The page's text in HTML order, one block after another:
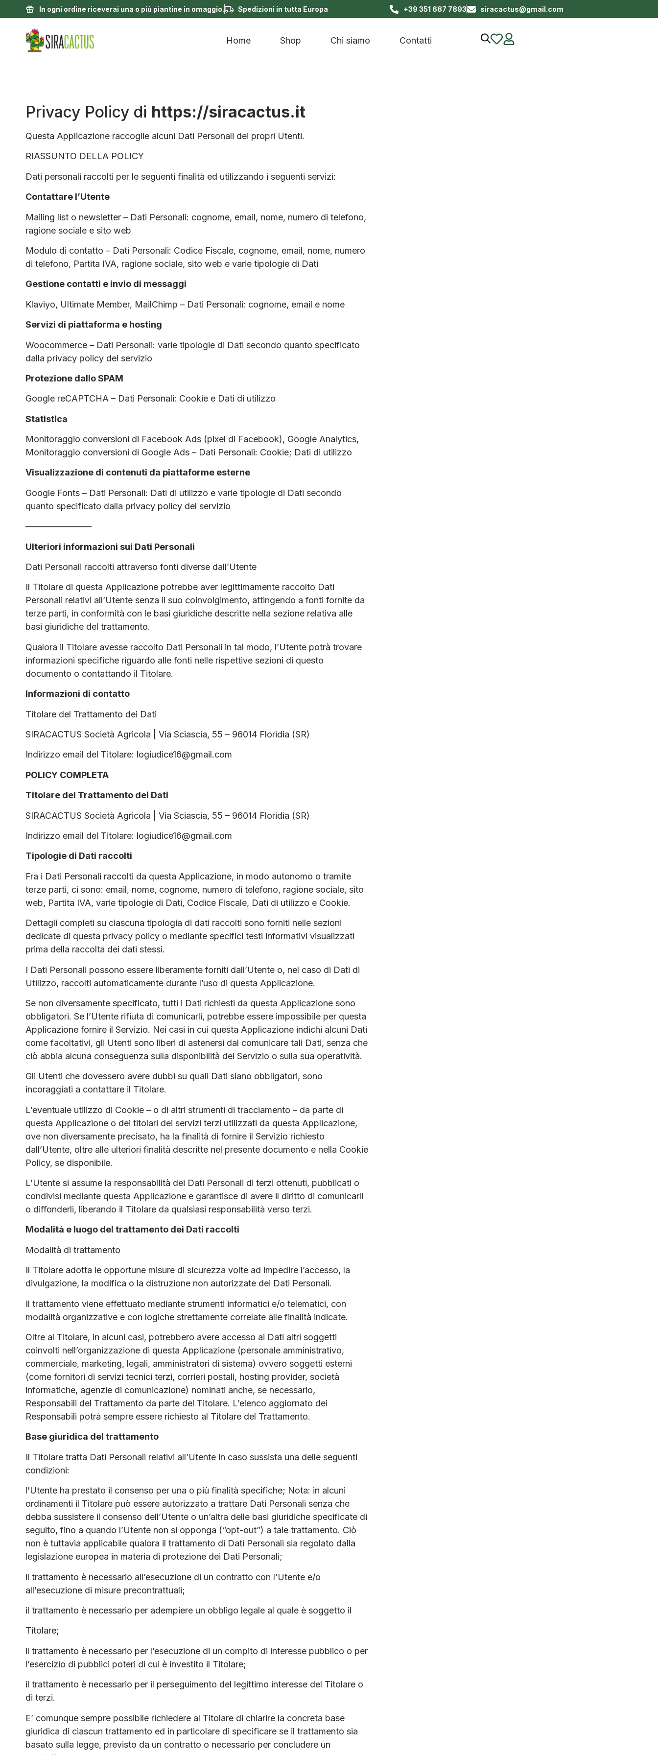
In ogni ordine riceverai una o più piantine in omaggio. Spedizioni in tutta Europa +39 351 687 7893 siracactus@gmail.com
Home Shop Chi siamo Contatti
Privacy Policy di https://siracactus.it
Questa Applicazione raccoglie alcuni Dati Personali dei propri Utenti.
RIASSUNTO DELLA POLICY
Dati personali raccolti per le seguenti finalità ed utilizzando i seguenti servizi:
Contattare l’Utente
Mailing list o newsletter – Dati Personali: cognome, email, nome, numero di telefono,
ragione sociale e sito web
Modulo di contatto – Dati Personali: Codice Fiscale, cognome, email, nome, numero
di telefono, Partita IVA, ragione sociale, sito web e varie tipologie di Dati
Gestione contatti e invio di messaggi
Klaviyo, Ultimate Member, MailChimp – Dati Personali: cognome, email e nome
Servizi di piattaforma e hosting
Woocommerce – Dati Personali: varie tipologie di Dati secondo quanto specificato
dalla privacy policy del servizio
Protezione dallo SPAM
Google reCAPTCHA – Dati Personali: Cookie e Dati di utilizzo
Statistica
Monitoraggio conversioni di Facebook Ads (pixel di Facebook), Google Analytics,
Monitoraggio conversioni di Google Ads – Dati Personali: Cookie; Dati di utilizzo
Visualizzazione di contenuti da piattaforme esterne
Google Fonts – Dati Personali: Dati di utilizzo e varie tipologie di Dati secondo
quanto specificato dalla privacy policy del servizio
———————–
Ulteriori informazioni sui Dati Personali
Dati Personali raccolti attraverso fonti diverse dall’Utente
Il Titolare di questa Applicazione potrebbe aver legittimamente raccolto Dati
Personali relativi all’Utente senza il suo coinvolgimento, attingendo a fonti fornite da
terze parti, in conformità con le basi giuridiche descritte nella sezione relativa alle
basi giuridiche del trattamento.
Qualora il Titolare avesse raccolto Dati Personali in tal modo, l’Utente potrà trovare
informazioni specifiche riguardo alle fonti nelle rispettive sezioni di questo
documento o contattando il Titolare.
Informazioni di contatto
Titolare del Trattamento dei Dati
SIRACACTUS Società Agricola | Via Sciascia, 55 – 96014 Floridia (SR)
Indirizzo email del Titolare: logiudice16@gmail.com
POLICY COMPLETA
Titolare del Trattamento dei Dati
SIRACACTUS Società Agricola | Via Sciascia, 55 – 96014 Floridia (SR)
Indirizzo email del Titolare: logiudice16@gmail.com
Tipologie di Dati raccolti
Fra i Dati Personali raccolti da questa Applicazione, in modo autonomo o tramite
terze parti, ci sono: email, nome, cognome, numero di telefono, ragione sociale, sito
web, Partita IVA, varie tipologie di Dati, Codice Fiscale, Dati di utilizzo e Cookie.
Dettagli completi su ciascuna tipologia di dati raccolti sono forniti nelle sezioni
dedicate di questa privacy policy o mediante specifici testi informativi visualizzati
prima della raccolta dei dati stessi.
I Dati Personali possono essere liberamente forniti dall’Utente o, nel caso di Dati di
Utilizzo, raccolti automaticamente durante l’uso di questa Applicazione.
Se non diversamente specificato, tutti i Dati richiesti da questa Applicazione sono
obbligatori. Se l’Utente rifiuta di comunicarli, potrebbe essere impossibile per questa
Applicazione fornire il Servizio. Nei casi in cui questa Applicazione indichi alcuni Dati
come facoltativi, gli Utenti sono liberi di astenersi dal comunicare tali Dati, senza che
ciò abbia alcuna conseguenza sulla disponibilità del Servizio o sulla sua operatività.
Gli Utenti che dovessero avere dubbi su quali Dati siano obbligatori, sono
incoraggiati a contattare il Titolare.
L’eventuale utilizzo di Cookie – o di altri strumenti di tracciamento – da parte di
questa Applicazione o dei titolari dei servizi terzi utilizzati da questa Applicazione,
ove non diversamente precisato, ha la finalità di fornire il Servizio richiesto
dall’Utente, oltre alle ulteriori finalità descritte nel presente documento e nella Cookie
Policy, se disponibile.
L’Utente si assume la responsabilità dei Dati Personali di terzi ottenuti, pubblicati o
condivisi mediante questa Applicazione e garantisce di avere il diritto di comunicarli
o diffonderli, liberando il Titolare da qualsiasi responsabilità verso terzi.
Modalità e luogo del trattamento dei Dati raccolti
Modalità di trattamento
Il Titolare adotta le opportune misure di sicurezza volte ad impedire l’accesso, la
divulgazione, la modifica o la distruzione non autorizzate dei Dati Personali.
Il trattamento viene effettuato mediante strumenti informatici e/o telematici, con
modalità organizzative e con logiche strettamente correlate alle finalità indicate.
Oltre al Titolare, in alcuni casi, potrebbero avere accesso ai Dati altri soggetti
coinvolti nell’organizzazione di questa Applicazione (personale amministrativo,
commerciale, marketing, legali, amministratori di sistema) ovvero soggetti esterni
(come fornitori di servizi tecnici terzi, corrieri postali, hosting provider, società
informatiche, agenzie di comunicazione) nominati anche, se necessario,
Responsabili del Trattamento da parte del Titolare. L’elenco aggiornato dei
Responsabili potrà sempre essere richiesto al Titolare del Trattamento.
Base giuridica del trattamento
Il Titolare tratta Dati Personali relativi all’Utente in caso sussista una delle seguenti
condizioni:
l’Utente ha prestato il consenso per una o più finalità specifiche; Nota: in alcuni
ordinamenti il Titolare può essere autorizzato a trattare Dati Personali senza che
debba sussistere il consenso dell’Utente o un’altra delle basi giuridiche specificate di
seguito, fino a quando l’Utente non si opponga (“opt-out”) a tale trattamento. Ciò
non è tuttavia applicabile qualora il trattamento di Dati Personali sia regolato dalla
legislazione europea in materia di protezione dei Dati Personali;
il trattamento è necessario all’esecuzione di un contratto con l’Utente e/o
all’esecuzione di misure precontrattuali;
il trattamento è necessario per adempiere un obbligo legale al quale è soggetto il
Titolare;
il trattamento è necessario per l’esecuzione di un compito di interesse pubblico o per
l’esercizio di pubblici poteri di cui è investito il Titolare;
il trattamento è necessario per il perseguimento del legittimo interesse del Titolare o
di terzi.
E’ comunque sempre possibile richiedere al Titolare di chiarire la concreta base
giuridica di ciascun trattamento ed in particolare di specificare se il trattamento sia
basato sulla legge, previsto da un contratto o necessario per concludere un